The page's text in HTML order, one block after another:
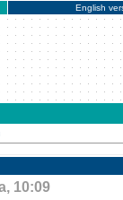
English
10:09